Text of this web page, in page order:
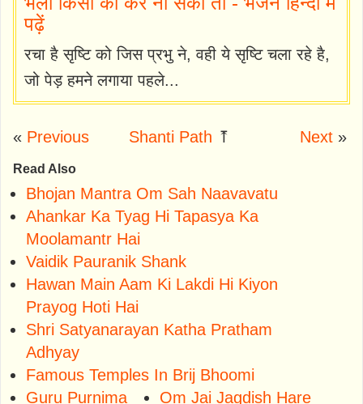
पढ़ें
रचा है सृष्टि को जिस प्रभु ने, वही ये सृष्टि चला रहे है,
जो पेड़ हमने लगाया पहले...
« Previous Shanti Path ⤒ Next»
Read Also
Bhojan Mantra Om Sah Naavavatu
Ahankar Ka Tyag Hi Tapasya Ka
Moolamantr Hai
Vaidik Pauranik Shank
Hawan Main Aam Ki Lakdi Hi Kiyon
Prayog Hoti Hai
Shri Satyanarayan Katha Pratham
Adhyay
Famous Temples In Brij Bhoomi
Guru Purnima
Om Jai Jagdish Hare